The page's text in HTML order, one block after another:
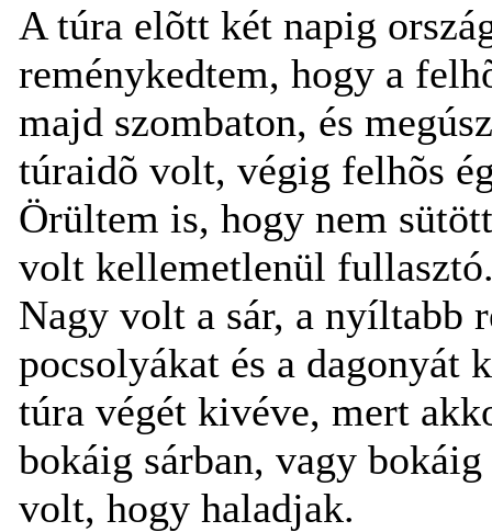
A túra elõtt két napig
reménykedtem, hogy a
majd szombaton, és
túraidõ volt, végig felhõs
Örültem is, hogy nem
volt kellemetlenül
Nagy volt a sár, a nyíltabb
pocsolyákat és a dagonyát
túra végét kivéve, mert
bokáig sárban, vagy
volt, hogy haladjak.